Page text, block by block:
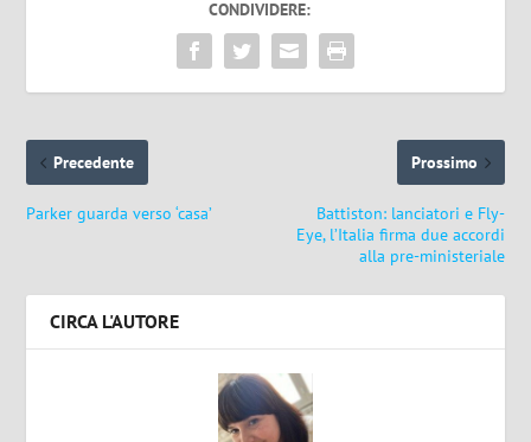
CONDIVIDERE:
Precedente
Parker guarda verso ‘casa’
Prossimo
Battiston: lanciatori e Fly-
Eye, l’Italia firma due accordi
alla pre-ministeriale
CIRCA L'AUTORE